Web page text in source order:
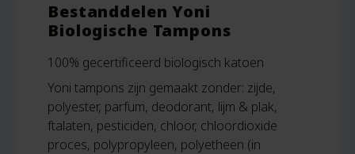
Bestanddelen Yoni
Biologische Tampons
100% gecertificeerd biologisch katoen
Yoni tampons zijn gemaakt zonder: zijde,
polyester, parfum, deodorant, lijm & plak,
ftalaten, pesticiden, chloor, chloordioxide
proces, polypropyleen, polyetheen (in